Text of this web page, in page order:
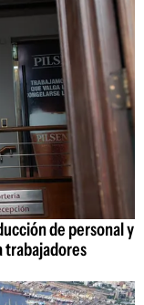
de personal y
trabajadores